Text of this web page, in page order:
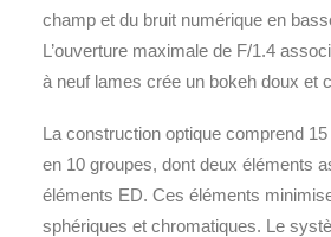
champ et du bruit numérique en
L’ouverture maximale de F/1.4
à neuf lames crée un bokeh doux et
La construction optique comprend
en 10 groupes, dont deux éléments
éléments ED. Ces éléments
sphériques et chromatiques. Le